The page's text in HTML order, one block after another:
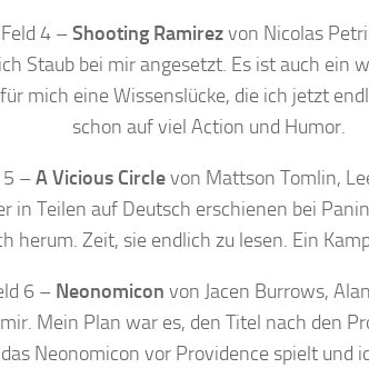
Feld 4 –Shooting Ramirezvon Nicolas
Staub bei mir angesetzt. Es ist auch ein
mich eine Wissenslücke, die ich jetzt
schon auf viel Action und Humor.
5 –A Vicious Circlevon Mattson Tomlin,
in Teilen auf Deutsch erschienen bei
herum. Zeit, sie endlich zu lesen. Ein
6 – Neonomicon von Jacen Burrows,
Mein Plan war es, den Titel nach den
Neonomicon vor Providence spielt und